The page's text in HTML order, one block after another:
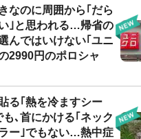
なのに周囲から｢だら
｣と思われる…帰省の
んではいけない｢ユニ
2990円のポロシャ
る｢熱を冷ますシー
も､首にかける｢ネック
ー｣でもない…熱中症